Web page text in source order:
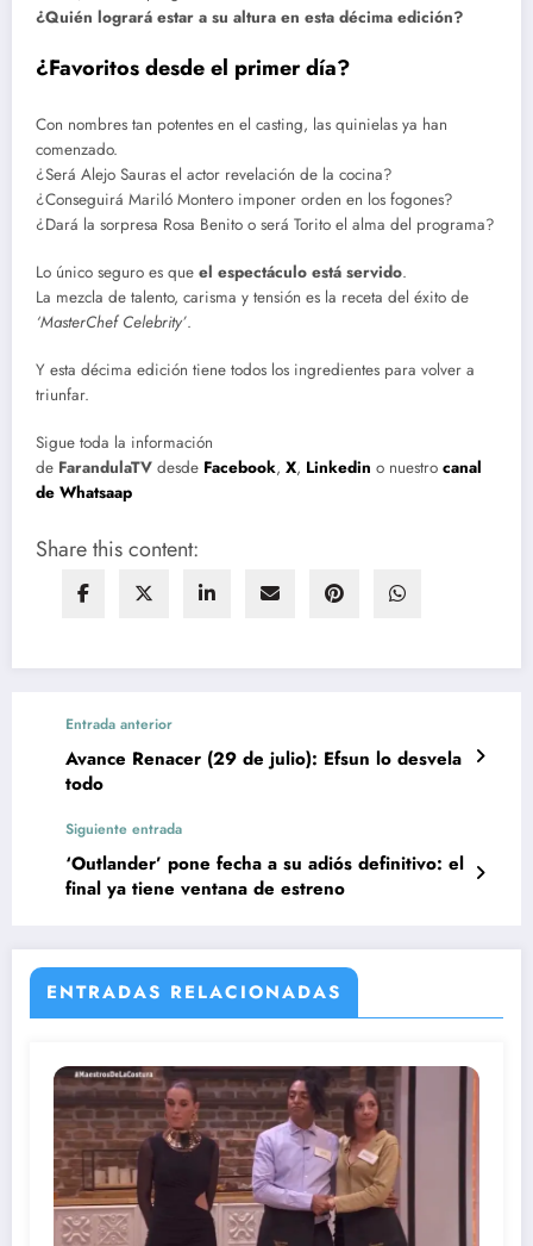
¿Quién logrará estar a su altura en esta décima edición?
¿Favoritos desde el primer día?
Con nombres tan potentes en el casting, las quinielas ya han
comenzado.
¿Será Alejo Sauras el actor revelación de la cocina?
¿Conseguirá Mariló Montero imponer orden en los fogones?
¿Dará la sorpresa Rosa Benito o será Torito el alma del programa?
Lo único seguro es que el espectáculo está servido.
La mezcla de talento, carisma y tensión es la receta del éxito de
‘MasterChef Celebrity’.
Y esta décima edición tiene todos los ingredientes para volver a
triunfar.
Sigue toda la información
de FarandulaTV desde Facebook, X, Linkedin o nuestro canal
de Whatsaap
Share this content:
Entrada anterior
Avance Renacer (29 de julio): Efsun lo desvela
todo
Siguiente entrada
‘Outlander’ pone fecha a su adiós definitivo: el
final ya tiene ventana de estreno
ENTRADAS RELACIONADAS